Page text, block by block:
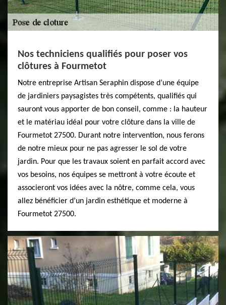
Nos techniciens qualifiés pour poser vos
clôtures à Fourmetot
Notre entreprise Artisan Seraphin dispose d’une équipe
de jardiniers paysagistes très compétents, qualifiés qui
sauront vous apporter de bon conseil, comme : la hauteur
et le matériau idéal pour votre clôture dans la ville de
Fourmetot 27500. Durant notre intervention, nous ferons
de notre mieux pour ne pas agresser le sol de votre
jardin. Pour que les travaux soient en parfait accord avec
vos besoins, nos équipes se mettront à votre écoute et
associeront vos idées avec la nôtre, comme cela, vous
allez bénéficier d’un jardin esthétique et moderne à
Fourmetot 27500.